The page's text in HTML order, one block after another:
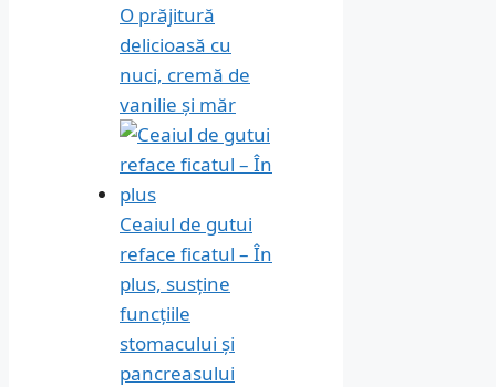
O prăjitură
delicioasă cu
nuci, cremă de
vanilie și măr
Ceaiul de gutui
reface ficatul – În
plus, susține
funcțiile
stomacului și
pancreasului